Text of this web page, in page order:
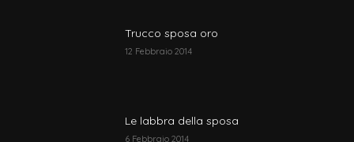
Trucco sposa oro
12 Febbraio 2014
Le labbra della sposa
6 Febbraio 2014